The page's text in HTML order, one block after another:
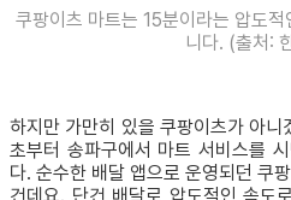
쿠팡이츠 마트는 15분이라는 압도
니다. (출처:
하지만 가만히 있을 쿠팡이츠가 아
초부터 송파구에서 마트 서비스를
다. 순수한 배달 앱으로 운영되던 쿠